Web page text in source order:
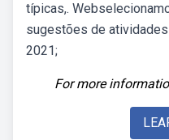
típicas,.
sugestões de
2021;
For more